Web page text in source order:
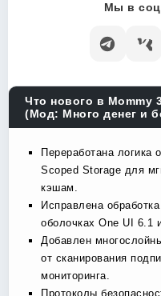
Мы в
Что нового в Mommy
(Мод: Много денег и
Переработана
Scoped Storage для
кэшам.
Исправлена
оболочках One UI 6.1
Добавлен
от сканирования
мониторинга.
Протоколы